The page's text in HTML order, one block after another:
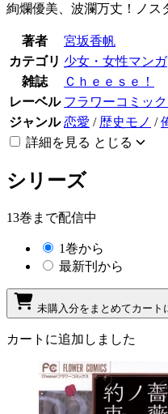
絢爛優美、波瀾万丈！ノス
著者
宮坂香帆
カテゴリ 少女・女性マンガ
雑誌
Ｃｈｅｅｓｅ！
レーベル フラワーコミッ
ジャンル 恋愛 / 歴史モノ /
詳細を見る とじる
シリーズ
13巻まで配信中
1巻から
最新刊から
未購入分をまとめてカート
カートに追加しました